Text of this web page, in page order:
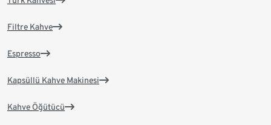
Filtre Kahve
Espresso
Kapsüllü Kahve Makinesi
Kahve Öğütücü